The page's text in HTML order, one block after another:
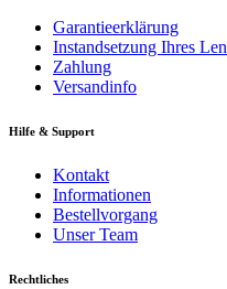
Garantieerklärung
Instandsetzung Ihres
Zahlung
Versandinfo
Hilfe & Support
Kontakt
Informationen
Bestellvorgang
Unser Team
Rechtliches